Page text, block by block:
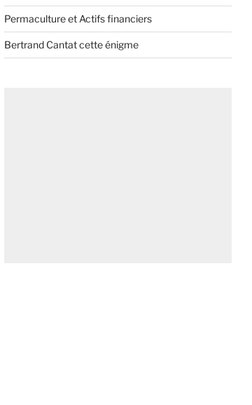
Permaculture et Actifs financiers
Bertrand Cantat cette énigme